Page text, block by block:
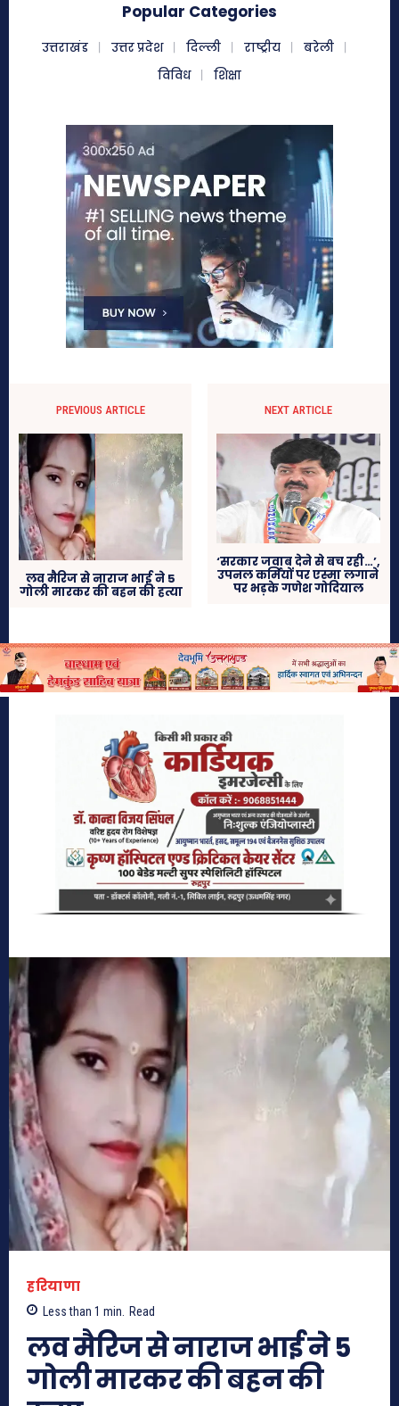
Popular Categories
उत्तराखंड उत्तर प्रदेश दिल्ली राष्ट्रीय
बरेली
विविध
शिक्षा
PREVIOUS ARTICLE
लव मैरिज से नाराज भाई ने 5
गोली मारकर की बहन की हत्या
NEXT ARTICLE
‘सरकार जवाब देने से बच रही…’,
उपनल कर्मियों पर एस्मा लगाने
पर भड़के गणेश गोदियाल